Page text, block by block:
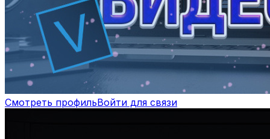
Смотреть профильВойти для связи